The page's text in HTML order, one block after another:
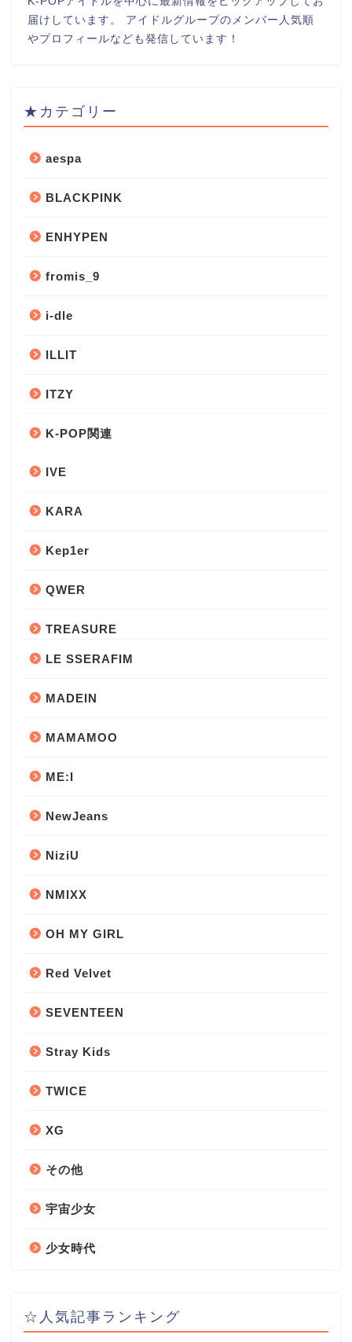
届けしています。 アイドルグループのメンバー人気順
やプロフィールなども発信しています！
★カテゴリー
aespa
BLACKPINK
ENHYPEN
fromis_9
i-dle
ILLIT
ITZY
K-POP関連
IVE
KARA
Kep1er
QWER
TREASURE
LE SSERAFIM
MADEIN
MAMAMOO
ME:I
NewJeans
NiziU
NMIXX
OH MY GIRL
Red Velvet
SEVENTEEN
Stray Kids
TWICE
XG
その他
宇宙少女
少女時代
☆人気記事ランキング